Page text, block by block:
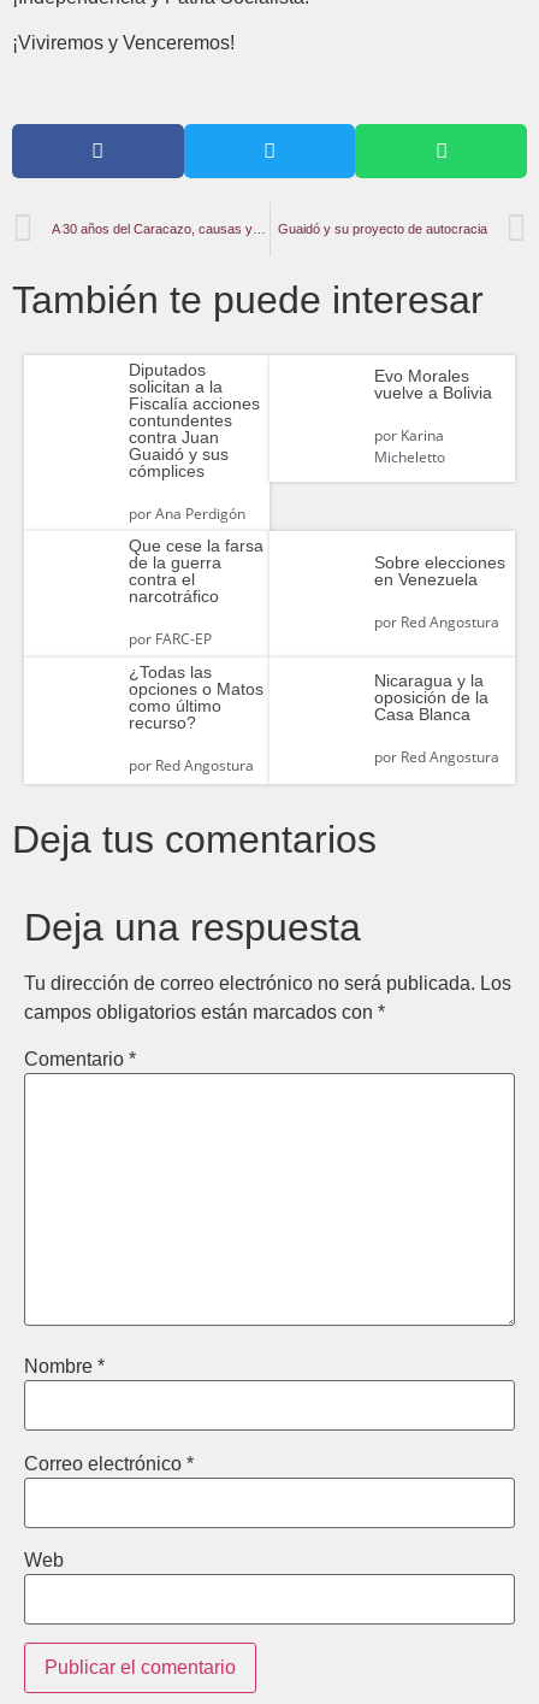
¡Viviremos y Venceremos!
Guaidó y su proyecto de autocracia
También te puede interesar
Diputados
solicitan a la
Fiscalía acciones
contundentes
contra Juan
Guaidó y sus
cómplices
porAna Perdigón
Evo Morales
vuelve a Bolivia
porKarina
Micheletto
Que cese la farsa
de la guerra
contra el
narcotráfico
porFARC-EP
Sobre elecciones
en Venezuela
porRed Angostura
¿Todas las
opciones o Matos
como último
recurso?
porRed Angostura
Nicaragua y la
oposición de la
Casa Blanca
porRed Angostura
Deja tus comentarios
Deja una respuesta
Tu dirección de correo electrónico no será publicada. Los
campos obligatorios están marcados con *
Comentario *
Nombre *
Correo electrónico *
Web